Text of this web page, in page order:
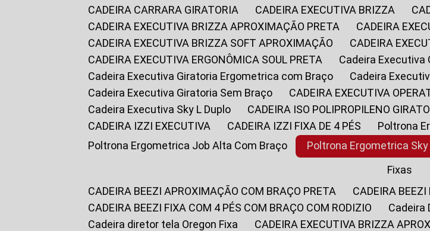
CADEIRA CARRARA GIRATORIA
CADEIRA EXECUTIVA BRIZZA
CADEIRA EXECUTIVA BRIZZA APROXIMAÇÃO PRETA
CADEIRA
CADEIRA EXECUTIVA BRIZZA SOFT APROXIMAÇÃO
CADEIRA
CADEIRA EXECUTIVA ERGONÔMICA SOUL PRETA
Cadeira
Cadeira Executiva Giratoria Ergometrica com Braço
Cadeira
Cadeira Executiva Giratoria Sem Braço
CADEIRA EXECUTIVA
Cadeira Executiva Sky L Duplo
CADEIRA ISO POLIPROPILENO
CADEIRA IZZI EXECUTIVA
CADEIRA IZZI FIXA DE 4 PÉS
Poltrona
Poltrona Ergometrica Job Alta Com Braço
Poltrona Ergometrica
Fixas
CADEIRA BEEZI APROXIMAÇÃO COM BRAÇO PRETA
CADEIRA
CADEIRA BEEZI FIXA COM 4 PÉS COM BRAÇO COM RODIZIO
Cadeira diretor tela Oregon Fixa
CADEIRA EXECUTIVA BRIZZA